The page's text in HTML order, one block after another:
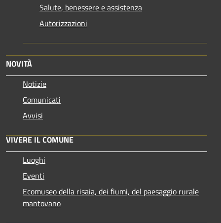
Salute, benessere e assistenza
Autorizzazioni
NOVITÀ
Notizie
Comunicati
Avvisi
VIVERE IL COMUNE
Luoghi
Eventi
Ecomuseo della risaia, dei fiumi, del paesaggio rurale
mantovano